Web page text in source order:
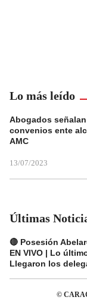
Lo más leído
Abogados
convenios ente
AMC
13/07/2023
Últimas
🔴 Posesión
EN VIVO | Lo
Llegaron los
©